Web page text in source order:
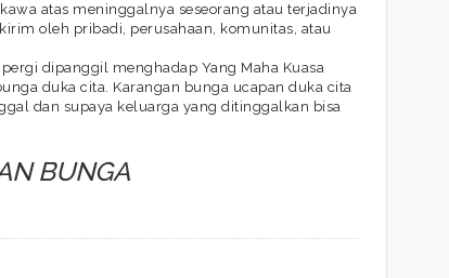
atas meninggalnya seseorang atau terjadinya
oleh pribadi, perusahaan, komunitas, atau
dipanggil menghadap Yang Maha Kuasa
duka cita. Karangan bunga ucapan duka cita
dan supaya keluarga yang ditinggalkan bisa
BUNGA